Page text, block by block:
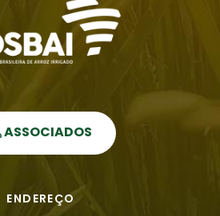
ASSOCIADOS
ENDEREÇO